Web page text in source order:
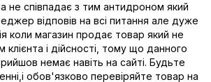
не співпадає з тим антидроном який
відповів на всі питання але дуже
коли магазин продає товар який не
клієнта і дійсності, тому що данного
немає навіть на сайті. Будьте
обов'язково перевіряйте товар на